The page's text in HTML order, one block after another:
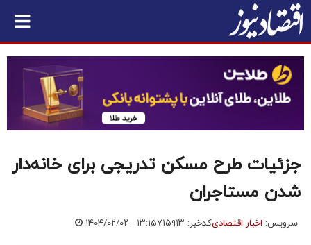
جزئیات طرح مسکن تدریجی برای خانه‌دار
شدن مستاجران
سرویس: اخبار اقتصادیکدخبر: ۷۱۵۹۱۳ ۱۴۰۴/۰۲/۰۲ - ۱۳:۱۵